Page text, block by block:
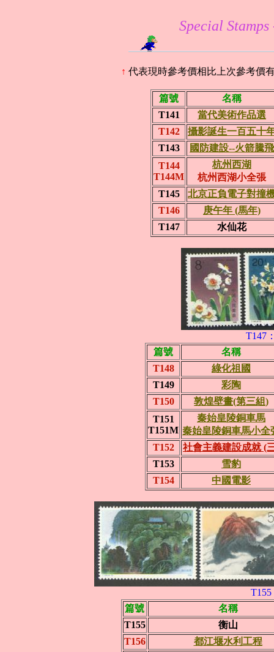
Special
↑ 代表現時參考價相比上次參考價
篇號
名稱
T141
當代美術作品選
T142
攝影誕生一百五十
T143
國防建設--火箭騰飛
T144
T144M
杭州西湖
杭州西湖小全張
T145
北京正負電子對撞
T146
庚午年 (馬年)
T147
水仙花
T147
篇號
名稱
T148
綠化祖國
T149
彩陶
T150
敦煌壁畫(第三組)
T151
T151M
秦始皇陵銅車馬
秦始皇陵銅車馬小全
T152
社會主義建設成就 (
T153
雪豹
T154
中國電影
篇號
名稱
T155
衡山
T156
都江堰水利工程